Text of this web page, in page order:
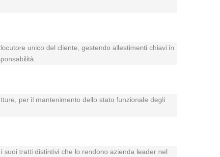
unico del cliente, gestendo allestimenti chiavi in
per il mantenimento dello stato funzionale degli
tratti distintivi che lo rendono azienda leader nel